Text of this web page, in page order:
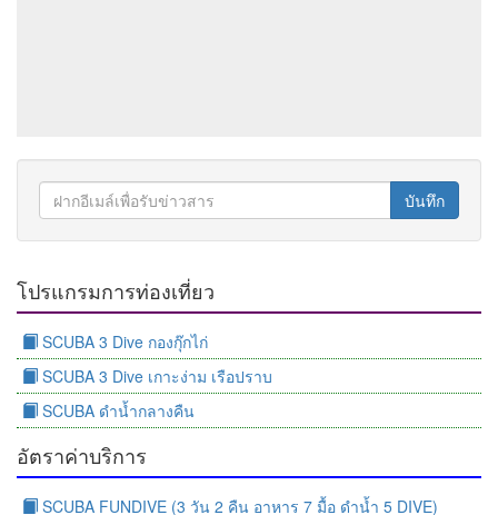
บันทึก
โปรแกรมการท่องเที่ยว
SCUBA 3 Dive กองกุ๊กไก่
SCUBA 3 Dive เกาะง่าม เรือปราบ
SCUBA ดำน้ำกลางคืน
อัตราค่าบริการ
SCUBA FUNDIVE (3 วัน 2 คืน อาหาร 7 มื้อ ดำน้ำ 5 DIVE)